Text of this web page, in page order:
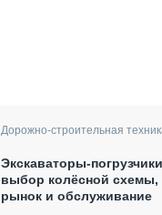
Дорожно-строительная
Экскаваторы-
выбор колёсной схемы,
рынок и обслуживание